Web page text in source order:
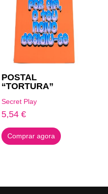
POSTAL
“TORTURA”
Secret Play
5,54€
Comprar agora